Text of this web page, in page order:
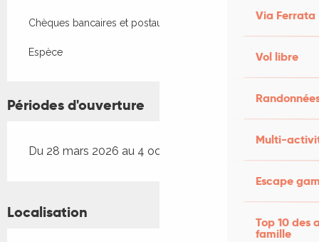
Via Ferrata
Vol libre
Multi-
Escape
Top 10 des
famille
Chèques bancaires et postaux
Espèce
Périodes d'ouverture
Du 28 mars 2026 au 4 octobre 2026
Localisation